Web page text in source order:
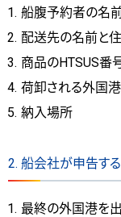
船腹予約者の名
配送先の名前と
商品のHTSUS番
荷卸される外国港
納入場所
2. 船会社が申告す
最終の外国港を